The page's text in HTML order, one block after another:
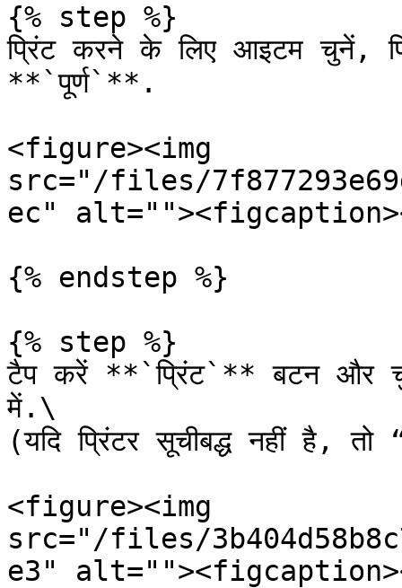
{% step %}
प्रिंट करने के लिए आइटम चुनें,
**`पूर्ण`**.
<figure><img
src="/files/
ec"
{% endstep %}
{% step %}
टैप करें **`प्रिंट`** बटन
में.\
(यदि प्रिंटर सूचीबद्ध नहीं है,
<figure><img
src="/files/
e3"